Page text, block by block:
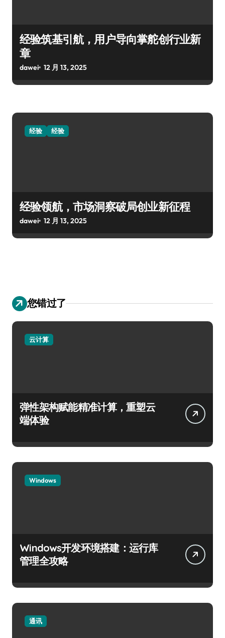
经验筑基引航，用户导向掌舵创行业新
章
dawei 12 月 13, 2025
经验 经验
经验领航，市场洞察破局创业新征程
dawei 12 月 13, 2025
您错过了
云计算
弹性架构赋能精准计算，重塑云
端体验
Windows
Windows开发环境搭建：运行库
管理全攻略
通讯